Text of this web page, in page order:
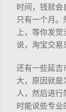
时间，钱就
只有一个月
上，等你发
说，淘宝交易
还有一些延吉
大，原因就
人，然后进
时能说些专